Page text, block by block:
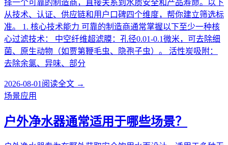
择一个可靠的制造商，直接关系到水质安全和产品寿命。以下
从技术、认证、供应链和用户口碑四个维度，帮你建立筛选标
准。 1. 核心技术能力 可靠的制造商通常掌握以下至少一种核
心过滤技术： 中空纤维超滤膜：孔径0.01-0.1微米，可去除细
菌、原生动物（如贾第鞭毛虫、隐孢子虫）。 活性炭吸附：
去除余氯、异味、部分
2026-08-01 阅读全文 →
场景应用
户外净水器通常适用于哪些场景？